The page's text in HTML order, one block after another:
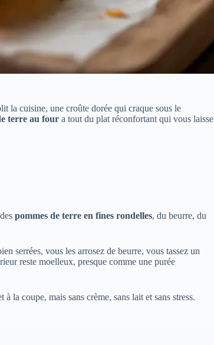
la cuisine, une croûte dorée qui craque sous le
terre au four a tout du plat réconfortant qui vous laisse
pommes de terre en fines rondelles, du beurre, du
serrées, vous les arrosez de beurre, vous tassez un
reste moelleux, presque comme une purée
la coupe, mais sans crème, sans lait et sans stress.